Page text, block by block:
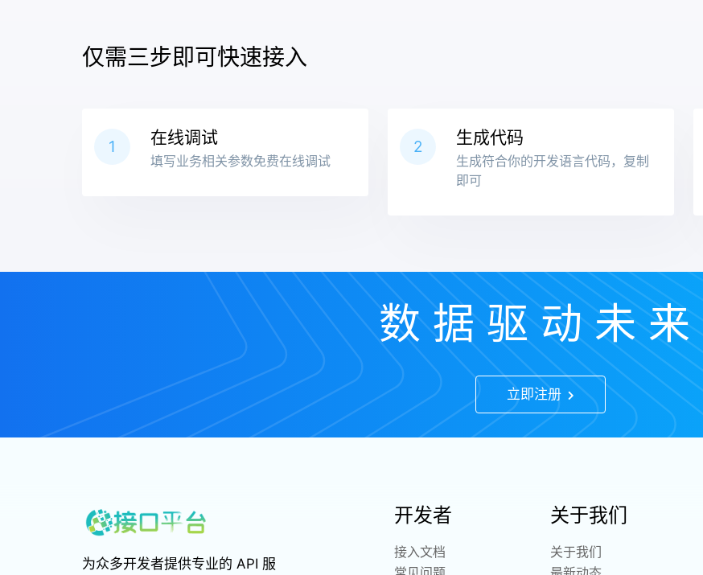
花旗参(英文)鸡汤
解析相关
网站管理
仅需三步即可快速接入
1 在线调试
填写业务相关参数免费在线调试
2 生成代码
生成符合你的开发语言代码，复制
即可
数据驱动未来
立即注册
为众多开发者提供专业的 API 服
开发者
接入文档
关于我们
关于我们